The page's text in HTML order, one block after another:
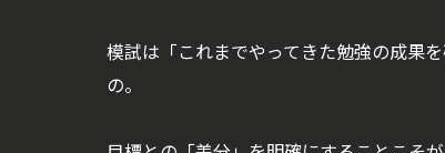
模試は「これまでやってきた勉強の成果
の。